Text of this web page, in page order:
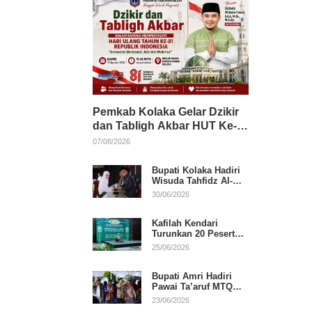
Pemkab Kolaka Gelar Dzikir
dan Tabligh Akbar HUT Ke-
81 RI, Hadirkan Dai Nasional
07/08/2026
Bupati Kolaka Hadiri
Wisuda Tahfidz Al-
Qur’an, Komitmen
30/06/2026
Kafilah Kendari
Turunkan 20 Peserta
pada Hari Pertama
25/06/2026
Bupati Amri Hadiri
Pawai Ta’aruf MTQ
XXXI Sultra, Beri
23/06/2026